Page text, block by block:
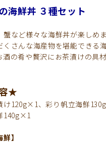
海鮮丼 ３種セット
など様々な海鮮丼が楽しめま
くさんな海産物を堪能できる
酒の肴や贅沢にお茶漬けの具
★
け120g×1、彩り帆立海鮮
140g×1
】